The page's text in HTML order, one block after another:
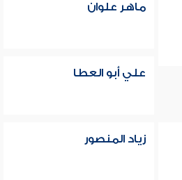
ماهر علوان
علي أبو العطا
زياد المنصور